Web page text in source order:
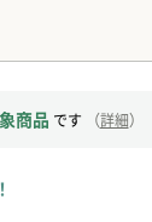
商品 です （詳細）